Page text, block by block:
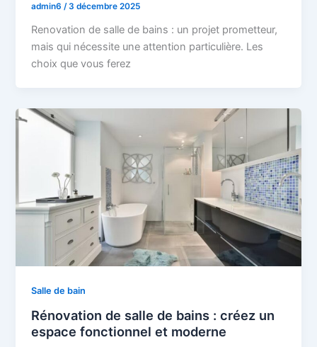
admin6/3 décembre 2025
Renovation de salle de bains : un projet prometteur,
mais qui nécessite une attention particulière. Les
choix que vous ferez
Salle de bain
Rénovation de salle de bains : créez un
espace fonctionnel et moderne